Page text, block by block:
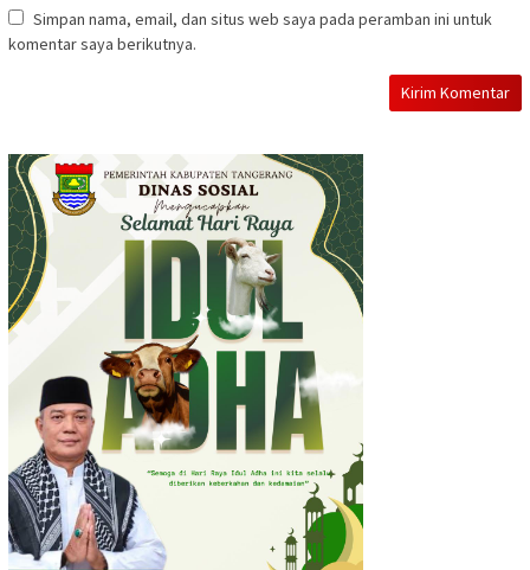
Simpan nama, email, dan situs web saya pada peramban ini untuk
komentar saya berikutnya.